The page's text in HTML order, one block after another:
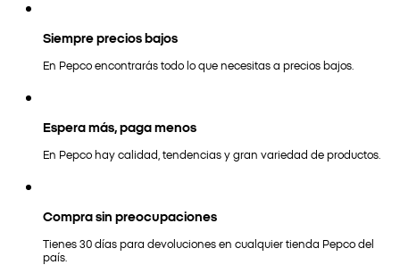
Siempre precios bajos
En Pepco encontrarás todo lo que necesitas a precios bajos.
Espera más, paga menos
En Pepco hay calidad, tendencias y gran variedad de productos.
Compra sin preocupaciones
Tienes 30 días para devoluciones en cualquier tienda Pepco del
país.